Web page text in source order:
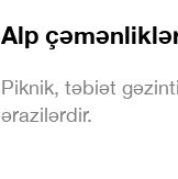
Alp
Piknik, təbiət
ərazilərdir.